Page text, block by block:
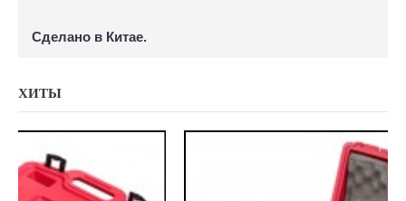
Сделано в Китае.
ХИТЫ